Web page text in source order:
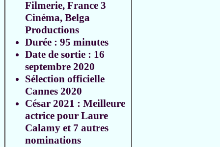
Filmerie, France 3
Cinéma, Belga
Productions
Durée : 95 minutes
Date de sortie : 16
septembre 2020
Sélection officielle
Cannes 2020
César 2021 : Meilleure
actrice pour Laure
Calamy et 7 autres
nominations